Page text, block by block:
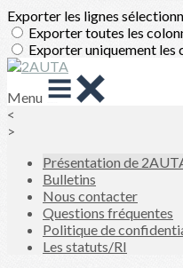
Exporter les lignes
Exporter toutes les
Exporter uniquement les
Menu
<
>
Présentation de
Bulletins
Nous contacter
Questions fréquentes
Politique de
Les statuts/RI